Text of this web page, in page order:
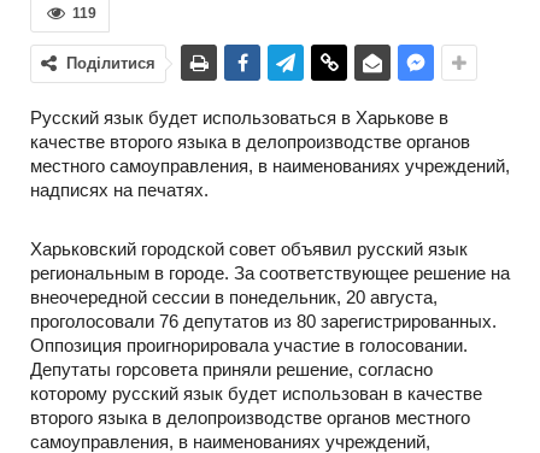
119
Поділитися
Русский язык будет использоваться в Харькове в
качестве второго языка в делопроизводстве органов
местного самоуправления, в наименованиях учреждений,
надписях на печатях.
Харьковский городской совет объявил русский язык
региональным в городе. За соответствующее решение на
внеочередной сессии в понедельник, 20 августа,
проголосовали 76 депутатов из 80 зарегистрированных.
Оппозиция проигнорировала участие в голосовании.
Депутаты горсовета приняли решение, согласно
которому русский язык будет использован в качестве
второго языка в делопроизводстве органов местного
самоуправления, в наименованиях учреждений,